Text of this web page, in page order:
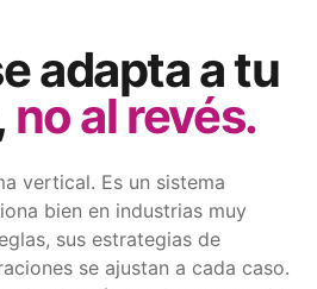
adapta a tu
no al revés.
vertical. Es un sistema
bien en industrias muy
sus estrategias de
se ajustan a cada caso.